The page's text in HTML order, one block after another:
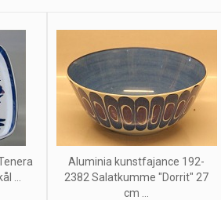
...
Aluminia kunstfajance 192-
2382 Salatkumme "Dorrit" 27
cm ...